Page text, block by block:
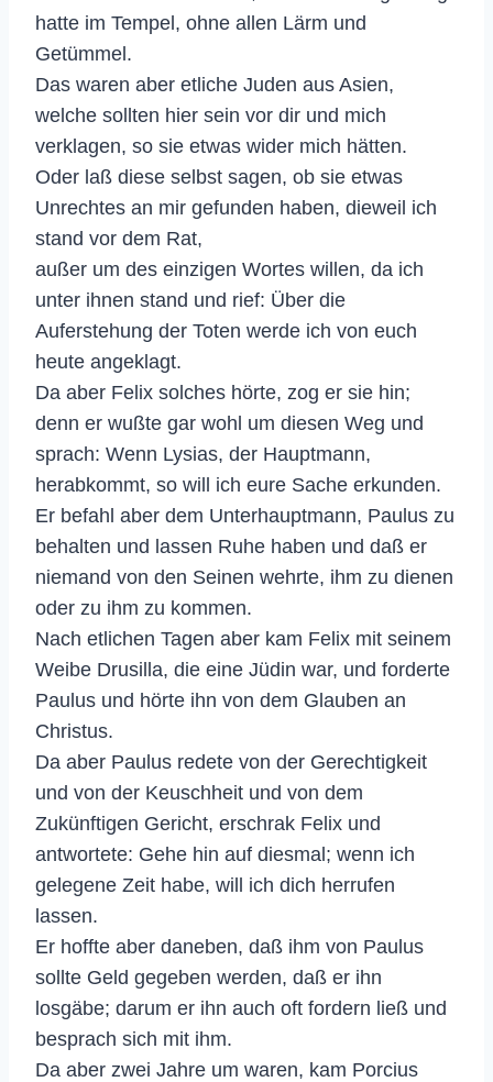
hatte im Tempel, ohne allen Lärm und
Getümmel.
Das waren aber etliche Juden aus Asien,
welche sollten hier sein vor dir und mich
verklagen, so sie etwas wider mich hätten.
Oder laß diese selbst sagen, ob sie etwas
Unrechtes an mir gefunden haben, dieweil ich
stand vor dem Rat,
außer um des einzigen Wortes willen, da ich
unter ihnen stand und rief: Über die
Auferstehung der Toten werde ich von euch
heute angeklagt.
Da aber Felix solches hörte, zog er sie hin;
denn er wußte gar wohl um diesen Weg und
sprach: Wenn Lysias, der Hauptmann,
herabkommt, so will ich eure Sache erkunden.
Er befahl aber dem Unterhauptmann, Paulus zu
behalten und lassen Ruhe haben und daß er
niemand von den Seinen wehrte, ihm zu dienen
oder zu ihm zu kommen.
Nach etlichen Tagen aber kam Felix mit seinem
Weibe Drusilla, die eine Jüdin war, und forderte
Paulus und hörte ihn von dem Glauben an
Christus.
Da aber Paulus redete von der Gerechtigkeit
und von der Keuschheit und von dem
Zukünftigen Gericht, erschrak Felix und
antwortete: Gehe hin auf diesmal; wenn ich
gelegene Zeit habe, will ich dich herrufen
lassen.
Er hoffte aber daneben, daß ihm von Paulus
sollte Geld gegeben werden, daß er ihn
losgäbe; darum er ihn auch oft fordern ließ und
besprach sich mit ihm.
Da aber zwei Jahre um waren, kam Porcius